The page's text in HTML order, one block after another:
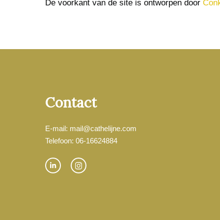
De voorkant van de site is ontworpen door
Contact
E-mail: mail@cathelijne.com
Telefoon: 06-16624884